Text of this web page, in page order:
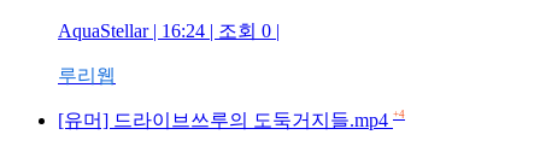
AquaStellar | 16:24 | 조회 0 |
루리웹
[유머] 드라이브쓰루의 도둑거지들.mp4 +4